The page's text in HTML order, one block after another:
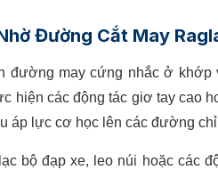
Đường Cắt May
đường may cứng nhắc ở
hiện các động tác giơ tay cao
áp lực cơ học lên các đường
bộ đạp xe, leo núi hoặc các